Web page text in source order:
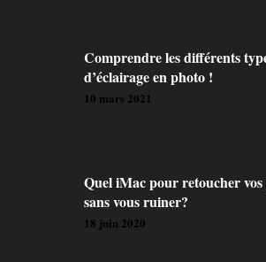
Comprendre les différents
d’éclairage en photo !
10 mars 2021
Quel iMac pour retoucher vos
sans vous ruiner?
18 juin 2020